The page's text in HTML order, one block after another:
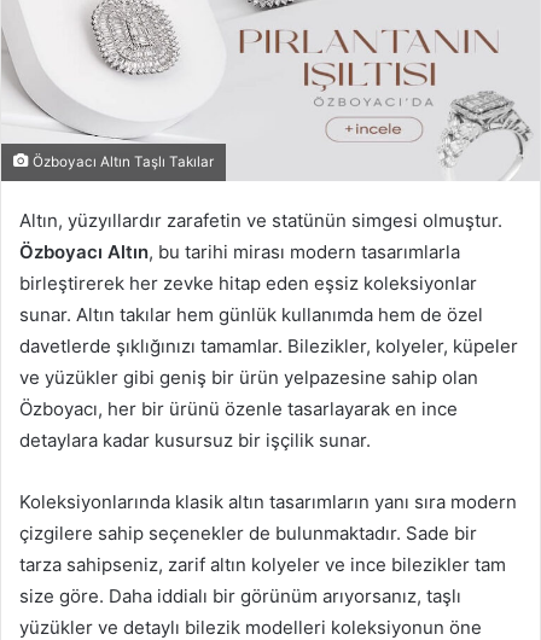
Özboyacı Altın Taşlı Takılar
Altın, yüzyıllardır zarafetin ve statünün simgesi olmuştur.
Özboyacı Altın, bu tarihi mirası modern tasarımlarla
birleştirerek her zevke hitap eden eşsiz koleksiyonlar
sunar. Altın takılar hem günlük kullanımda hem de özel
davetlerde şıklığınızı tamamlar. Bilezikler, kolyeler, küpeler
ve yüzükler gibi geniş bir ürün yelpazesine sahip olan
Özboyacı, her bir ürünü özenle tasarlayarak en ince
detaylara kadar kusursuz bir işçilik sunar.
Koleksiyonlarında klasik altın tasarımların yanı sıra modern
çizgilere sahip seçenekler de bulunmaktadır. Sade bir
tarza sahipseniz, zarif altın kolyeler ve ince bilezikler tam
size göre. Daha iddialı bir görünüm arıyorsanız, taşlı
yüzükler ve detaylı bilezik modelleri koleksiyonun öne